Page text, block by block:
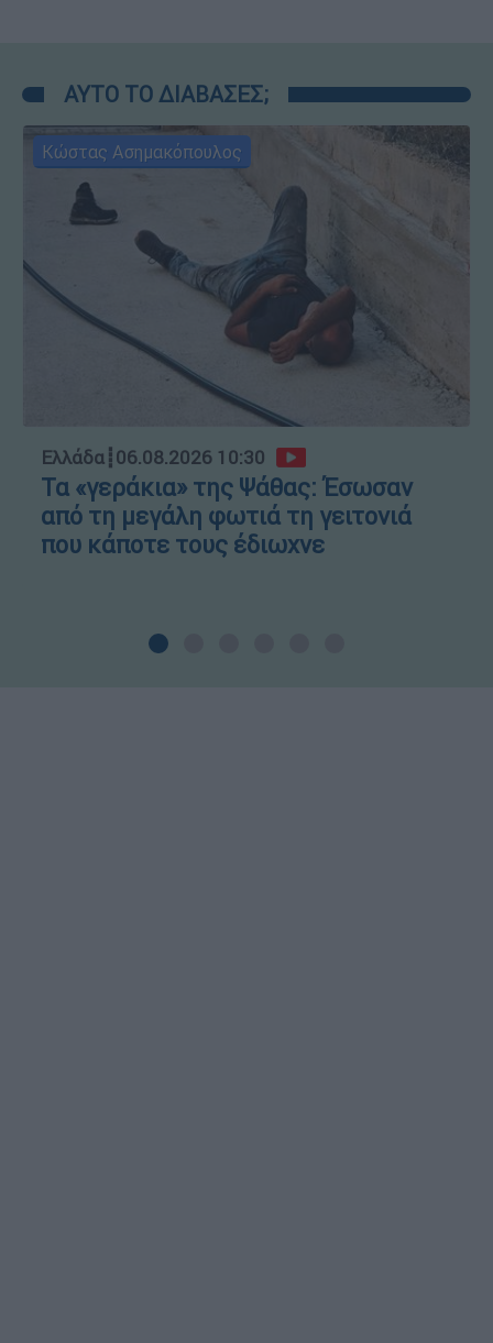
ΑΥΤΟ ΤΟ ΔΙΑΒΑΣΕΣ;
Κώστας Ασημακόπουλος
Ελλάδα┋06.08.2026 10:30
Τα «γεράκια» της Ψάθας: Έσωσαν
από τη μεγάλη φωτιά τη γειτονιά
που κάποτε τους έδιωχνε